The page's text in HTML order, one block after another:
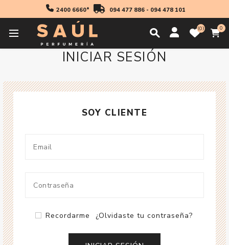
2400 6660* 094 477 886- 094 478 101
0 0
INICIAR SESIÓN
SOY CLIENTE
Recordarme ¿Olvidaste tu contraseña?